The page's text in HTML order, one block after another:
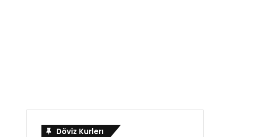
Döviz Kurlerı